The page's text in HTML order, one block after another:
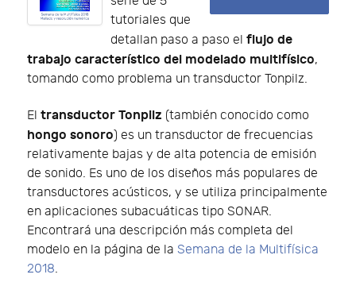
tutoriales que
detallan paso a paso el flujo de
trabajo característico del modelado multifísico,
tomando como problema un transductor Tonpilz.
El transductor Tonpilz (también conocido como
hongo sonoro) es un transductor de frecuencias
relativamente bajas y de alta potencia de emisión
de sonido. Es uno de los diseños más populares de
transductores acústicos, y se utiliza principalmente
en aplicaciones subacuáticas tipo SONAR.
Encontrará una descripción más completa del
modelo en la página de la Semana de la Multifísica
2018.